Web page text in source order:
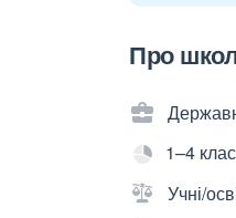
Про
1–4
Учні/